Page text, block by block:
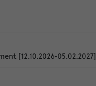
[12.10.2026-05.02.2027]